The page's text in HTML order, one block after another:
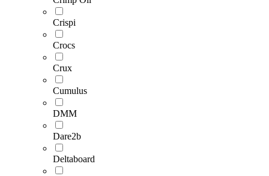
Crispi
Crocs
Crux
Cumulus
DMM
Dare2b
Deltaboard